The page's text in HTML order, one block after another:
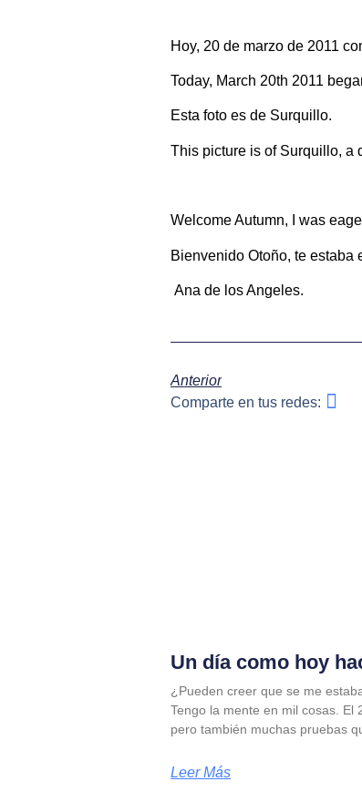
Hoy, 20 de marzo de 2011
Today, March 20th 2011
Esta foto es de Surquillo.
This picture is of Surquillo, a
Welcome Autumn, I was
Bienvenido Otoño, te estaba
Ana de los Angeles.
Anterior
Comparte en tus redes:
Un día como hoy
¿Pueden creer que se me
Tengo la mente en mil cosas. El
pero también muchas pruebas
Leer Más